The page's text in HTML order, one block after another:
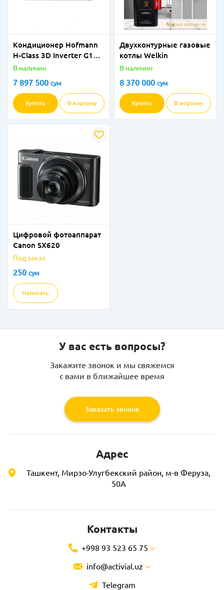
Кондиционер Hofmann
H-Class 3D Inverter G10
Black (Wi-Fi)
В наличии
7 897 500 сум
Купить В корзину
Двухконтурные газовые
котлы Welkin
В наличии
8 370 000 сум
Купить В корзину
Цифровой фотоаппарат
Canon SX620
Под заказ
250 сум
Написать
У вас есть вопросы?
Закажите звонок и мы свяжемся
с вами в ближайшее время
Заказать звонок
Адрес
Ташкент, Мирзо-Улугбекский район, м-в Феруза,
50А
Контакты
+998 93 523 65 75
info@activial.uz
Telegram